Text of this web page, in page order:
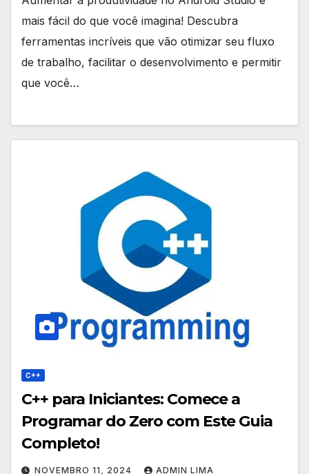
mais fácil do que você imagina! Descubra
ferramentas incríveis que vão otimizar seu fluxo
de trabalho, facilitar o desenvolvimento e permitir
que você…
C++
C++ para Iniciantes: Comece a
Programar do Zero com Este Guia
Completo!
NOVEMBRO 11, 2024 ADMIN LIMA